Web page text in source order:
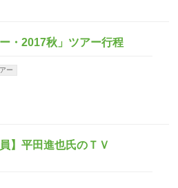
・2017秋」ツアー行程
ー
】平田進也氏のＴＶ